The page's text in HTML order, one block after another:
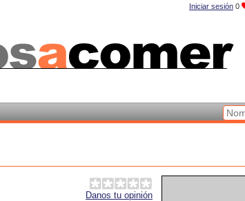
Iniciar sesión 0
Danos tu opinión